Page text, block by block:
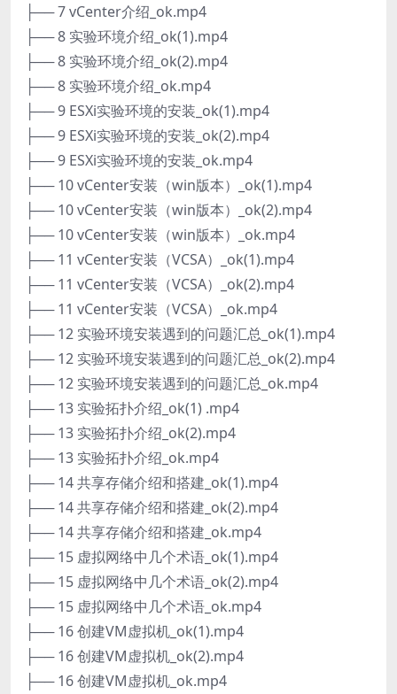
├── 7 vCenter介绍_ok.mp4
├── 8 实验环境介绍_ok(1).mp4
├── 8 实验环境介绍_ok(2).mp4
├── 8 实验环境介绍_ok.mp4
├── 9 ESXi实验环境的安装_ok(1).mp4
├── 9 ESXi实验环境的安装_ok(2).mp4
├── 9 ESXi实验环境的安装_ok.mp4
├── 10 vCenter安装（win版本）_ok(1).mp4
├── 10 vCenter安装（win版本）_ok(2).mp4
├── 10 vCenter安装（win版本）_ok.mp4
├── 11 vCenter安装（VCSA）_ok(1).mp4
├── 11 vCenter安装（VCSA）_ok(2).mp4
├── 11 vCenter安装（VCSA）_ok.mp4
├── 12 实验环境安装遇到的问题汇总_ok(1).mp4
├── 12 实验环境安装遇到的问题汇总_ok(2).mp4
├── 12 实验环境安装遇到的问题汇总_ok.mp4
├── 13 实验拓扑介绍_ok(1) .mp4
├── 13 实验拓扑介绍_ok(2).mp4
├── 13 实验拓扑介绍_ok.mp4
├── 14 共享存储介绍和搭建_ok(1).mp4
├── 14 共享存储介绍和搭建_ok(2).mp4
├── 14 共享存储介绍和搭建_ok.mp4
├── 15 虚拟网络中几个术语_ok(1).mp4
├── 15 虚拟网络中几个术语_ok(2).mp4
├── 15 虚拟网络中几个术语_ok.mp4
├── 16 创建VM虚拟机_ok(1).mp4
├── 16 创建VM虚拟机_ok(2).mp4
├── 16 创建VM虚拟机_ok.mp4